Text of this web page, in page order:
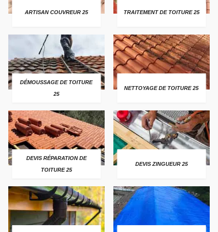
ARTISAN COUVREUR 25 TRAITEMENT DE TOITURE 25
DÉMOUSSAGE DE TOITURE
25
NETTOYAGE DE TOITURE 25
DEVIS RÉPARATION DE
TOITURE 25
DEVIS ZINGUEUR 25